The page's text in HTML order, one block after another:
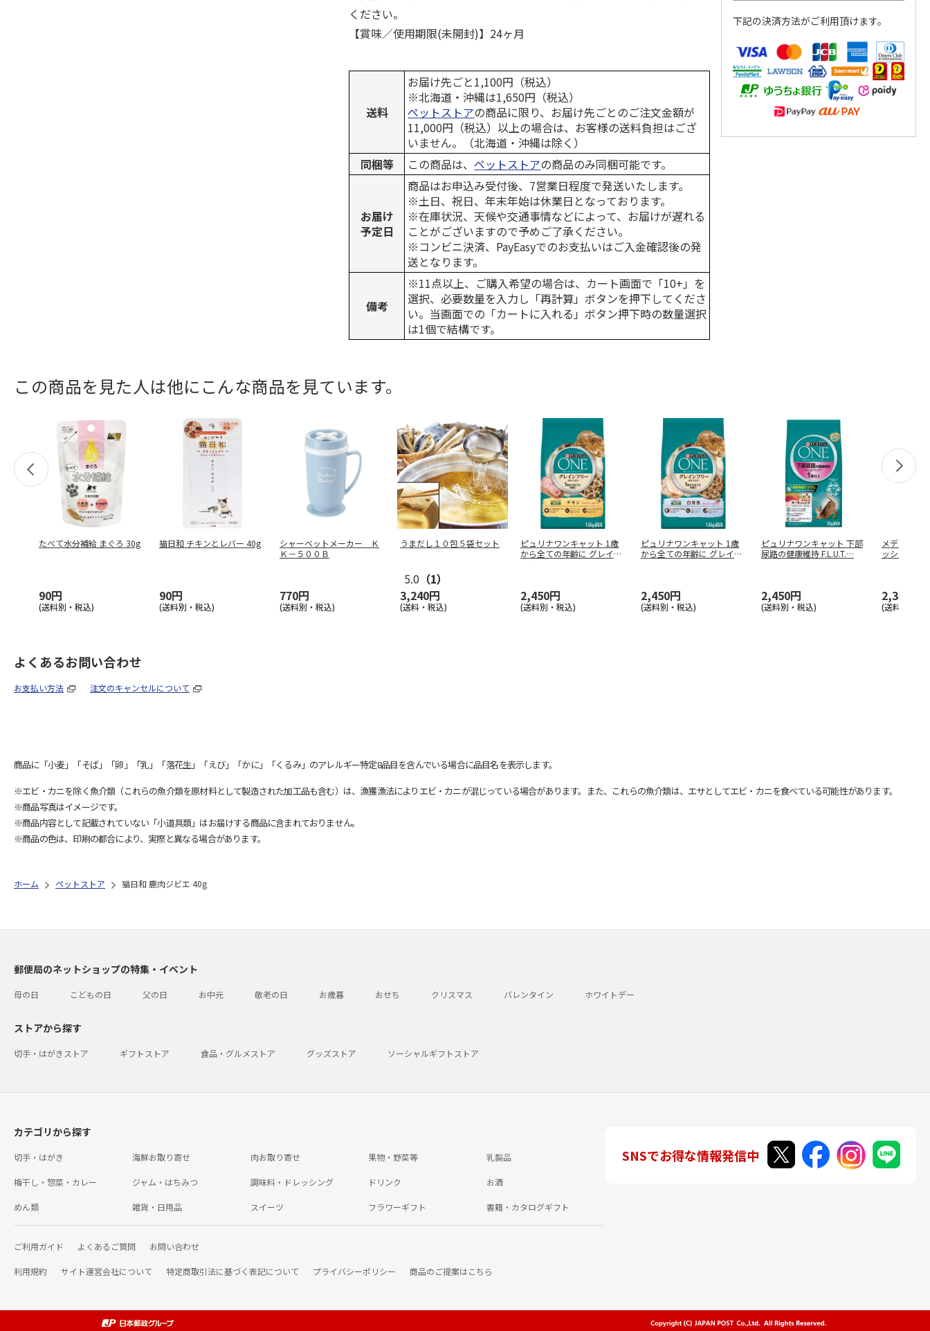
ください。
【賞味／使用期限(未開封)】24ヶ月
送料
お届け先ごと1,100円（税込）
※北海道・沖縄は1,650円（税込）
ペットストアの商品に限り、お届け先ごとのご注文金額が
11,000円（税込）以上の場合は、お客様の送料負担はござ
いません。（北海道・沖縄は除く）
同梱等
この商品は、ペットストアの商品のみ同梱可能です。
お届け
予定日
商品はお申込み受付後、7営業日程度で発送いたします。
※土日、祝日、年末年始は休業日となっております。
※在庫状況、天候や交通事情などによって、お届けが遅れる
ことがございますので予めご了承ください。
※コンビニ決済、PayEasyでのお支払いはご入金確認後の発
送となります。
備考
※11点以上、ご購入希望の場合は、カート画面で「10+」を
選択、必要数量を入力し「再計算」ボタンを押下してくださ
い。当画面での「カートに入れる」ボタン押下時の数量選択
は1個で結構です。
下記の決済方法がご利用頂けます。
この商品を見た人は他にこんな商品を見ています。
たべて水分補給 まぐろ 30g
90円
(送料別・税込)
猫日和 チキンとレバー 40g
90円
(送料別・税込)
シャーベットメーカー Ｋ
Ｋ－５００Ｂ
770円
(送料別・税込)
うまだし１０包５袋セット
5.0 （1）
3,240円
(送料・税込)
ピュリナワンキャット 1歳
から全ての年齢に グレイン
2,450円
(送料別・税込)
ピュリナワンキャット 1歳
から全ての年齢に グレイン
2,450円
(送料別・税込)
ピュリナワンキャット 下部
尿路の健康維持 F.L.U.T.…
2,450円
(送料別・税込)
メディファ
ッシュ味
2,350円
(送料別・税
よくあるお問い合わせ
お支払い方法 注文のキャンセルについて
商品に「小麦」「そば」「卵」「乳」「落花生」「えび」「かに」「くるみ」のアレルギー特定8品目を含んでいる場合に品目名を表示します。
※エビ・カニを除く魚介類（これらの魚介類を原材料として製造された加工品も含む）は、漁獲漁法によりエビ・カニが混じっている場合があります。また、これらの魚介類は、エサとしてエビ・カニを食べている可能性があります。
※商品写真はイメージです。
※商品内容として記載されていない「小道具類」はお届けする商品に含まれておりません。
※商品の色は、印刷の都合により、実際と異なる場合があります。
ホーム ペットストア 猫日和 鹿肉ジビエ 40g
郵便局のネットショップの特集・イベント
母の日 こどもの日 父の日 お中元 敬老の日 お歳暮 おせち クリスマス バレンタイン ホワイトデー
ストアから探す
切手・はがきストア ギフトストア 食品・グルメストア グッズストア ソーシャルギフトストア
カテゴリから探す
切手・はがき 海鮮お取り寄せ 肉お取り寄せ 果物・野菜等 乳製品
梅干し・惣菜・カレー ジャム・はちみつ 調味料・ドレッシング ドリンク お酒
めん類 雑貨・日用品 スイーツ フラワーギフト 書籍・カタログギフト
ご利用ガイド よくあるご質問 お問い合わせ
利用規約 サイト運営会社について 特定商取引法に基づく表記について プライバシーポリシー 商品のご提案はこちら
SNSでお得な情報発信中